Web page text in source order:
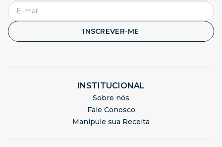
INSCREVER-ME
INSTITUCIONAL
Sobre nós
Fale Conosco
Manipule sua Receita